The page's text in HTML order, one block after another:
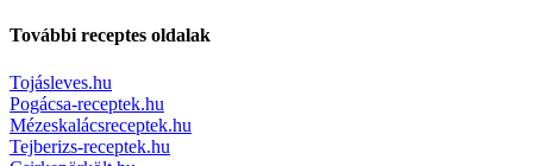
További receptes oldalak
Tojásleves.hu
Pogácsa-receptek.hu
Mézeskalácsreceptek.hu
Tejberizs-receptek.hu